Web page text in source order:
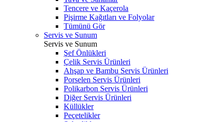
Tencere ve Kaçerola
Pişirme Kağıtları ve Folyolar
Tümünü Gör
Servis ve Sunum
Servis ve Sunum
Şef Önlükleri
Çelik Servis Ürünleri
Ahşap ve Bambu Servis Ürünleri
Porselen Servis Ürünleri
Polikarbon Servis Ürünleri
Diğer Servis Ürünleri
Küllükler
Peçetelikler